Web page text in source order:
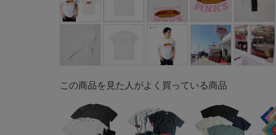
この商品を見た人がよく買っている商品